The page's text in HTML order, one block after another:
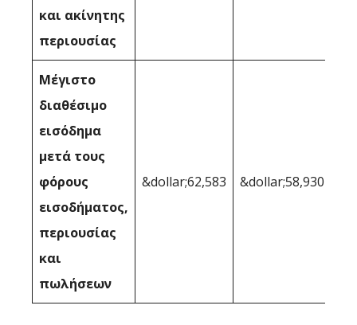
και ακίνητης
περιουσίας
Μέγιστο
διαθέσιμο
εισόδημα
μετά τους
φόρους
εισοδήματος,
περιουσίας
και
πωλήσεων
&dollar;62,583 &dollar;58,930